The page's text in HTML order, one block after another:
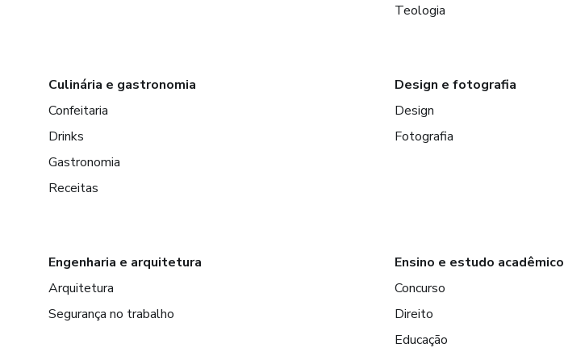
Teologia
Culinária e gastronomia
Confeitaria
Drinks
Gastronomia
Receitas
Design e fotografia
Design
Fotografia
Engenharia e arquitetura
Arquitetura
Segurança no trabalho
Ensino e estudo acadêmico
Concurso
Direito
Educação